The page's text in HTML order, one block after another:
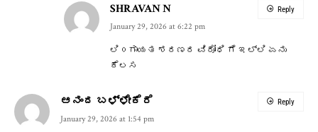
SHRAVAN N
January 29, 2026 at 6:22 pm
ಲಿ೦ಗಾಯತ ಶರಣರ ವಿರೋಧಿ ಗೆ ಇಲ್ಲಿ ಏನು
ಕೆಲಸ
Reply
ಆನಂದ ಬಳ್ಳೇಕೆರೆ
January 29, 2026 at 1:54 pm
Reply